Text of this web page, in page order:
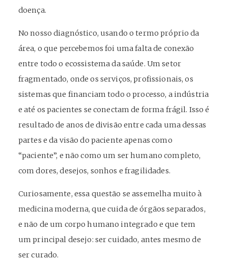
doença.
No nosso diagnóstico, usando o termo próprio da
área, o que percebemos foi uma falta de conexão
entre todo o ecossistema da saúde. Um setor
fragmentado, onde os serviços, profissionais, os
sistemas que financiam todo o processo, a indústria
e até os pacientes se conectam de forma frágil. Isso é
resultado de anos de divisão entre cada uma dessas
partes e da visão do paciente apenas como
“paciente”, e não como um ser humano completo,
com dores, desejos, sonhos e fragilidades.
Curiosamente, essa questão se assemelha muito à
medicina moderna, que cuida de órgãos separados,
e não de um corpo humano integrado e que tem
um principal desejo: ser cuidado, antes mesmo de
ser curado.